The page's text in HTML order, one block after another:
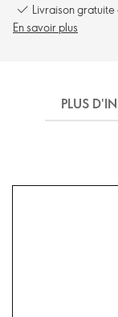
Livraison
En savoir plus
PLUS